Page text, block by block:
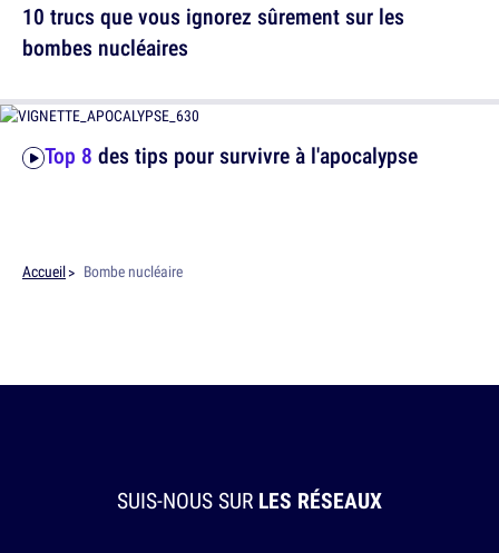
10 trucs que vous ignorez sûrement sur les
bombes nucléaires
Top 8 des tips pour survivre à l'apocalypse
Accueil Bombe nucléaire
SUIS-NOUS SUR LES RÉSEAUX